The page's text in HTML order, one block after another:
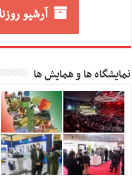
آرشیو
نمایشگاه ها و همایش ها